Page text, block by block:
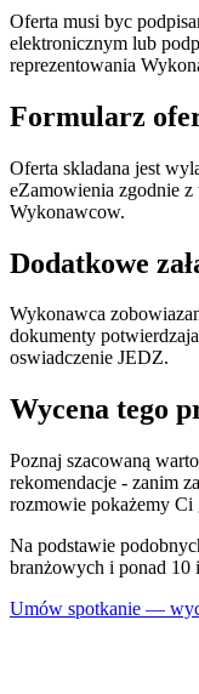
Oferta musi byc
elektronicznym lub
reprezentowania
Formularz
Oferta skladana jest
eZamowienia zgodnie
Wykonawcow.
Dodatkowe
Wykonawca
dokumenty
oswiadczenie JEDZ.
Wycena tego
Poznaj szacowaną
rekomendacje - zanim
rozmowie pokażemy Ci
Na podstawie
branżowych i ponad 10
Umów spotkanie —